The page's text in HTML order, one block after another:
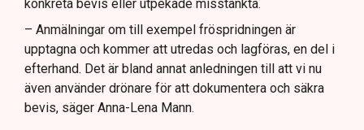
konkreta bevis eller utpekade misstänkta.
– Anmälningar om till exempel fröspridningen är
upptagna och kommer att utredas och lagföras, en del i
efterhand. Det är bland annat anledningen till att vi nu
även använder drönare för att dokumentera och säkra
bevis, säger Anna-Lena Mann.